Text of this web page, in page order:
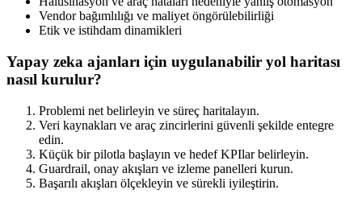
Vendor bağımlılığı ve maliyet öngörülebilirliği
Etik ve istihdam dinamikleri
Yapay zeka ajanları için uygulanabilir yol haritası
nasıl kurulur?
Problemi net belirleyin ve süreç haritalayın.
Veri kaynakları ve araç zincirlerini güvenli şekilde entegre
edin.
Küçük bir pilotla başlayın ve hedef KPIlar belirleyin.
Guardrail, onay akışları ve izleme panelleri kurun.
Başarılı akışları ölçekleyin ve sürekli iyileştirin.